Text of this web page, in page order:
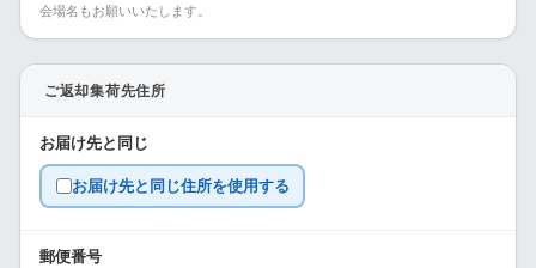
会場名もお願いいたします。
ご返却集荷先住所
お届け先と同じ
お届け先と同じ住所を使用する
郵便番号